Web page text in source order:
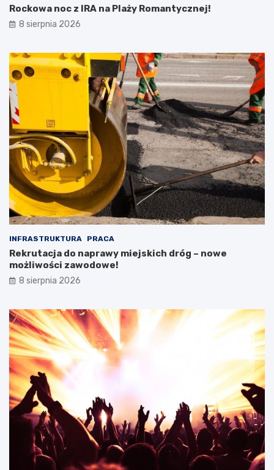
Rockowa noc z IRA na Plaży Romantycznej!
8 sierpnia 2026
INFRASTRUKTURA PRACA
Rekrutacja do naprawy miejskich dróg – nowe
możliwości zawodowe!
8 sierpnia 2026